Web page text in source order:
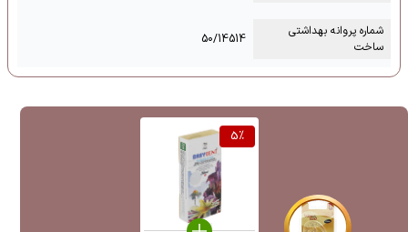
شماره پروانه بهداشتی
ساخت
50/14514
5%